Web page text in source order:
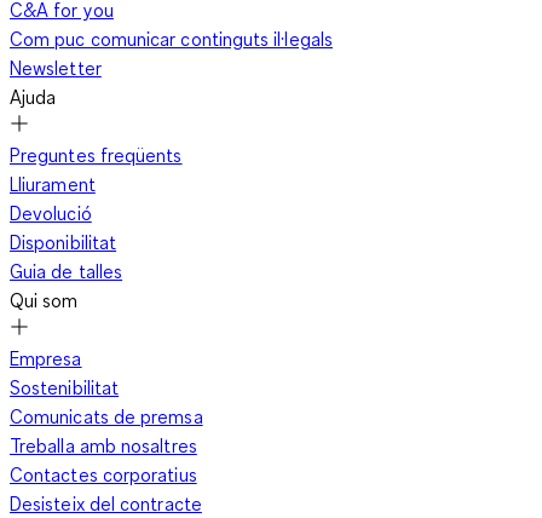
C&A for you
Com puc comunicar continguts il·legals
Newsletter
Ajuda
Preguntes freqüents
Lliurament
Devolució
Disponibilitat
Guia de talles
Qui som
Empresa
Sostenibilitat
Comunicats de premsa
Treballa amb nosaltres
Contactes corporatius
Desisteix del contracte